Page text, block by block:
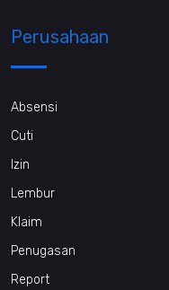
Perusahaan
Absensi
Cuti
Izin
Lembur
Klaim
Penugasan
Report